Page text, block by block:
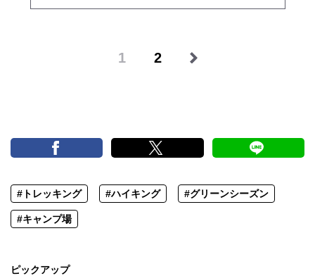
1 2
#トレッキング #ハイキング #グリーンシーズン
#キャンプ場
ピックアップ